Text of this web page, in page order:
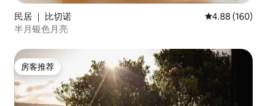
民居 ｜ 比切诺 平均评分 4.88
4.88 (160)
半月银色月亮
房客推荐
房客推荐